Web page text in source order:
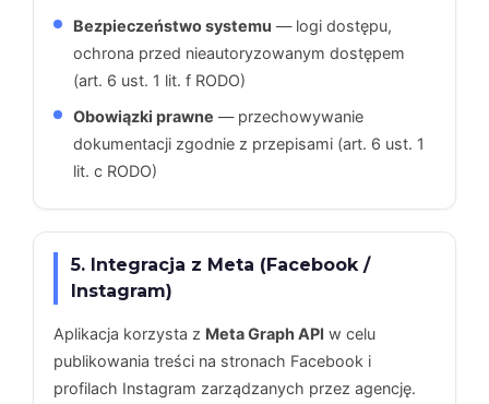
Bezpieczeństwo systemu — logi dostępu,
ochrona przed nieautoryzowanym dostępem
(art. 6 ust. 1 lit. f RODO)
Obowiązki prawne — przechowywanie
dokumentacji zgodnie z przepisami (art. 6 ust. 1
lit. c RODO)
5. Integracja z Meta (Facebook /
Instagram)
Aplikacja korzysta z Meta Graph API w celu
publikowania treści na stronach Facebook i
profilach Instagram zarządzanych przez agencję.